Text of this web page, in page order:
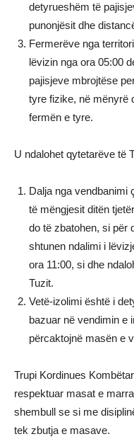
detyrueshëm të
punonjësit dhe
Fermerëve nga
lëvizin nga ora 05:00
pajisjeve mbrojtëse
tyre fizike, në mënyrë
fermën e tyre.
U ndalohet qytetarëve të
Dalja nga vendbanimi
të mëngjesit ditën
do të zbatohen, si për
shtunen ndalimi i
ora 11:00, si dhe
Tuzit.
Vetë-izolimi është i
bazuar në vendimin e
përcaktojnë masën e
Trupi Kordinues
respektuar masat e
shembull se si me
tek zbutja e masave.